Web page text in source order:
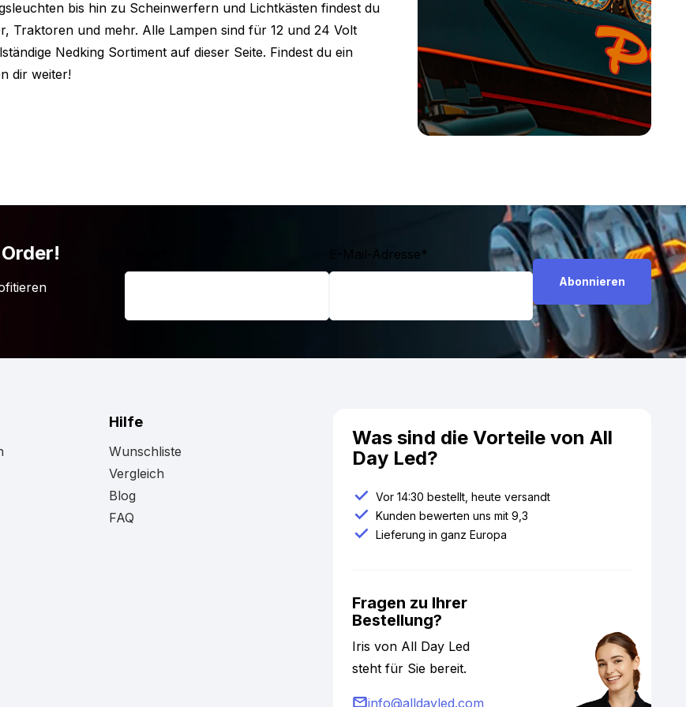
119 cm ist nicht das, was du
anderen
Schild geeignet ist? Vielleicht
bis hin zu Scheinwerfern und Lichtkästen findest du
Traktoren und mehr. Alle Lampen sind für 12 und 24 Volt
Nedking Sortiment auf dieser Seite. Findest du ein
dir weiter!
E-Mail-Adresse*
Was sind die Vorteile von All
Day Led?
Vor 14:30 bestellt, heute versandt
Kunden bewerten uns mit 9,3
Lieferung in ganz Europa
Fragen zu Ihrer
Bestellung?
Iris von All Day Led
steht für Sie bereit.
info@alldayled.com
Hilfe
Wunschliste
Vergleich
Blog
FAQ